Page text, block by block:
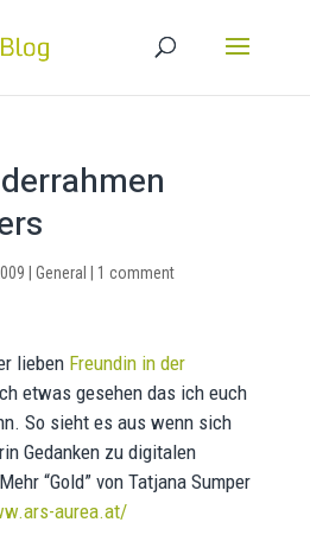
General 1 comment
lieben Freundin in der
etwas gesehen das ich euch
So sieht es aus wenn sich
Gedanken zu digitalen
“Gold” von Tatjana Sumper
aurea.at/